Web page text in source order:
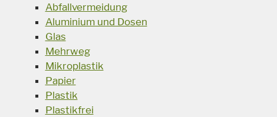
Abfallvermeidung
Aluminium und Dosen
Glas
Mehrweg
Mikroplastik
Papier
Plastik
Plastikfrei